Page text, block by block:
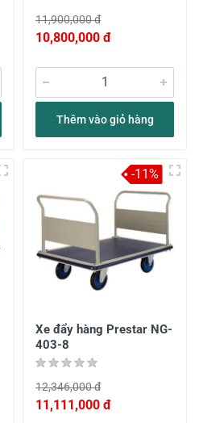
11,900,000 đ
10,800,000 đ
Thêm vào giỏ hàng
Xe đẩy hàng Prestar NG-
403-8
12,346,000 đ
11,111,000 đ
-11%